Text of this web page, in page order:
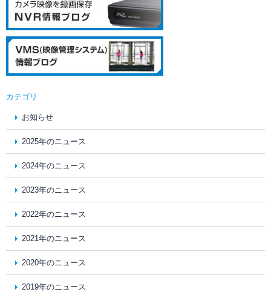
カテゴリ
お知らせ
2025年のニュース
2024年のニュース
2023年のニュース
2022年のニュース
2021年のニュース
2020年のニュース
2019年のニュース